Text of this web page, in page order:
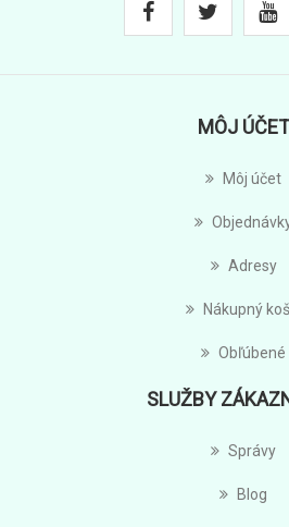
MÔJ ÚČET
Môj účet
Adresy
Nákupný
Obľúbené
SLUŽBY
Správy
Blog